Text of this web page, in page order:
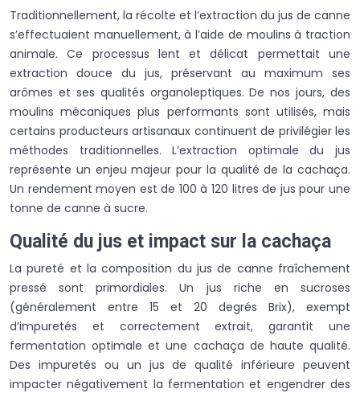
Traditionnellement, la récolte et l’extraction du jus de canne
s’effectuaient manuellement, à l’aide de moulins à traction
animale. Ce processus lent et délicat permettait une
extraction douce du jus, préservant au maximum ses
arômes et ses qualités organoleptiques. De nos jours, des
moulins mécaniques plus performants sont utilisés, mais
certains producteurs artisanaux continuent de privilégier les
méthodes traditionnelles. L’extraction optimale du jus
représente un enjeu majeur pour la qualité de la cachaça.
Un rendement moyen est de 100 à 120 litres de jus pour une
tonne de canne à sucre.
Qualité du jus et impact sur la cachaça
La pureté et la composition du jus de canne fraîchement
pressé sont primordiales. Un jus riche en sucroses
(généralement entre 15 et 20 degrés Brix), exempt
d’impuretés et correctement extrait, garantit une
fermentation optimale et une cachaça de haute qualité.
Des impuretés ou un jus de qualité inférieure peuvent
impacter négativement la fermentation et engendrer des